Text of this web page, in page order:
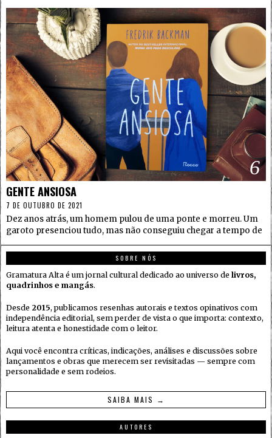
6
GENTE ANSIOSA
7 DE OUTUBRO DE 2021
Dez anos atrás, um homem pulou de uma ponte e morreu. Um
garoto presenciou tudo, mas não conseguiu chegar a tempo de
SOBRE NÓS
Gramatura Alta é um jornal cultural dedicado ao universo de livros,
quadrinhos e mangás.
Desde 2015, publicamos resenhas autorais e textos opinativos com
independência editorial, sem perder de vista o que importa: contexto,
leitura atenta e honestidade com o leitor.
Aqui você encontra críticas, indicações, análises e discussões sobre
lançamentos e obras que merecem ser revisitadas — sempre com
personalidade e sem rodeios.
SAIBA MAIS →
AUTORES